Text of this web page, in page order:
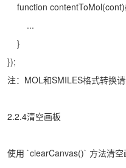
function
...
}
});
注：MOL和SMILES格式转换
2.2.4清空画板
使用 `clearCanvas()` 方法清空